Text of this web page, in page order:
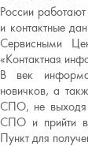
России
и контактные
Сервисными
«Контактная
В век
новичков, а
СПО, не выходя
СПО и прийти в
Пункт для